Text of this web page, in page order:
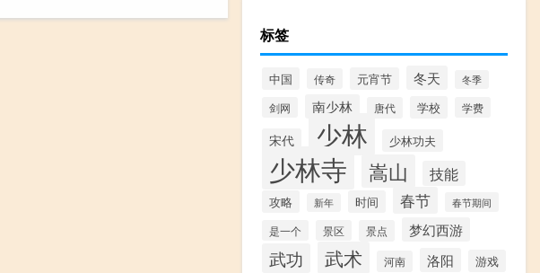
标签
中国 传奇 元宵节 冬天 冬季
剑网 南少林 唐代 学校 学费
宋代 少林 少林功夫
少林寺 嵩山 技能
攻略 新年 时间 春节 春节期间
是一个 景区 景点 梦幻西游
武功 武术 河南 洛阳 游戏